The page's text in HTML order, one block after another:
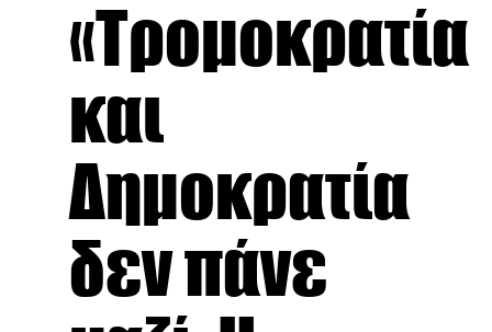
«Τρομοκρατία
και
Δημοκρατία
δεν πάνε